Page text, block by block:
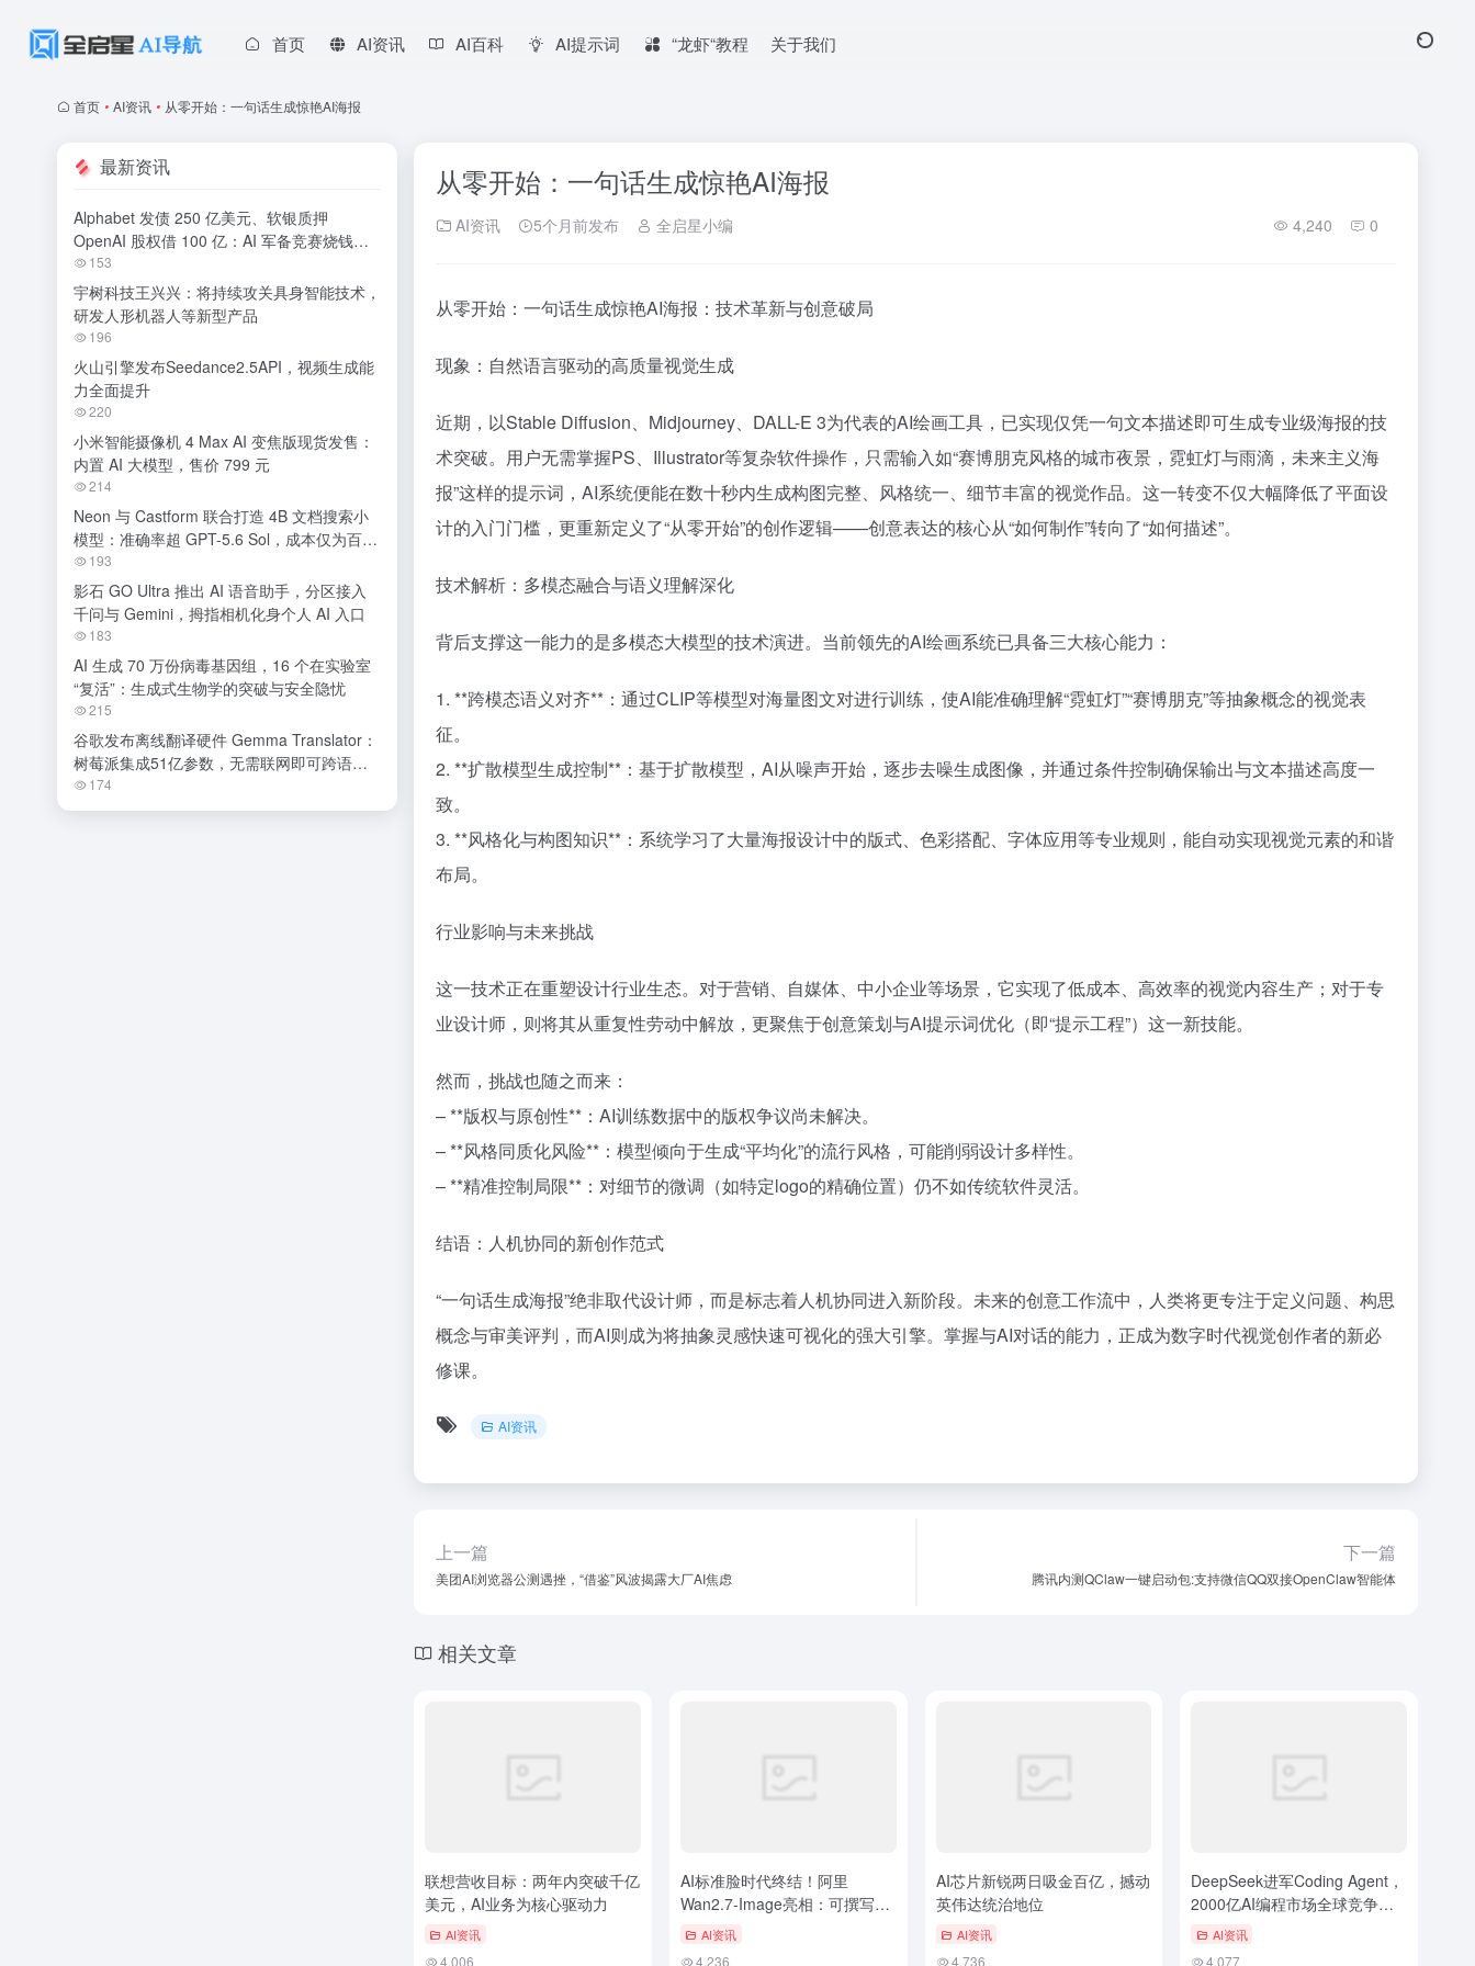
首页 AI资讯 AI百科 AI提示词 “龙虾“教程 关于我们
首页 • AI资讯 • 从零开始：一句话生成惊艳AI海报
从零开始：一句话生成惊艳AI海报
AI资讯 5个月前发布 全启星小编 4,240 0
从零开始：一句话生成惊艳AI海报：技术革新与创意破局
现象：自然语言驱动的高质量视觉生成
近期，以Stable Diffusion、Midjourney、DALL-E 3为代表的AI绘画工具，已实现仅凭一句文本描述即可生成专业级海报的技
术突破。用户无需掌握PS、Illustrator等复杂软件操作，只需输入如“赛博朋克风格的城市夜景，霓虹灯与雨滴，未来主义海
报”这样的提示词，AI系统便能在数十秒内生成构图完整、风格统一、细节丰富的视觉作品。这一转变不仅大幅降低了平面设
计的入门门槛，更重新定义了“从零开始”的创作逻辑——创意表达的核心从“如何制作”转向了“如何描述”。
技术解析：多模态融合与语义理解深化
背后支撑这一能力的是多模态大模型的技术演进。当前领先的AI绘画系统已具备三大核心能力：
1. **跨模态语义对齐**：通过CLIP等模型对海量图文对进行训练，使AI能准确理解“霓虹灯”“赛博朋克”等抽象概念的视觉表
征。
2. **扩散模型生成控制**：基于扩散模型，AI从噪声开始，逐步去噪生成图像，并通过条件控制确保输出与文本描述高度一
致。
3. **风格化与构图知识**：系统学习了大量海报设计中的版式、色彩搭配、字体应用等专业规则，能自动实现视觉元素的和谐
布局。
行业影响与未来挑战
这一技术正在重塑设计行业生态。对于营销、自媒体、中小企业等场景，它实现了低成本、高效率的视觉内容生产；对于专
业设计师，则将其从重复性劳动中解放，更聚焦于创意策划与AI提示词优化（即“提示工程”）这一新技能。
然而，挑战也随之而来：
– **版权与原创性**：AI训练数据中的版权争议尚未解决。
– **风格同质化风险**：模型倾向于生成“平均化”的流行风格，可能削弱设计多样性。
– **精准控制局限**：对细节的微调（如特定logo的精确位置）仍不如传统软件灵活。
结语：人机协同的新创作范式
“一句话生成海报”绝非取代设计师，而是标志着人机协同进入新阶段。未来的创意工作流中，人类将更专注于定义问题、构思
概念与审美评判，而AI则成为将抽象灵感快速可视化的强大引擎。掌握与AI对话的能力，正成为数字时代视觉创作者的新必
修课。
AI资讯
上一篇
美团AI浏览器公测遇挫，“借鉴”风波揭露大厂AI焦虑
下一篇
腾讯内测QClaw一键启动包:支持微信QQ双接OpenClaw智能体
相关文章
联想营收目标：两年内突破千亿
美元，AI业务为核心驱动力
AI资讯
4,006
AI标准脸时代终结！阿里
Wan2.7-Image亮相：可撰写A4
纸论文，实现像素级面部定制
AI资讯
4,236
AI芯片新锐两日吸金百亿，撼动
英伟达统治地位
AI资讯
4,736
DeepSeek进军Coding Agent，
2000亿AI编程市场全球竞争再
升级AI资讯
4,077
最新资讯
Alphabet 发债 250 亿美元、软银质押
OpenAI 股权借 100 亿：AI 军备竞赛烧钱无
休止
153
宇树科技王兴兴：将持续攻关具身智能技术，
研发人形机器人等新型产品
196
火山引擎发布Seedance2.5API，视频生成能
力全面提升
220
小米智能摄像机 4 Max AI 变焦版现货发售：
内置 AI 大模型，售价 799 元
214
Neon 与 Castform 联合打造 4B 文档搜索小
模型：准确率超 GPT-5.6 Sol，成本仅为百分
之一
193
影石 GO Ultra 推出 AI 语音助手，分区接入
千问与 Gemini，拇指相机化身个人 AI 入口
183
AI 生成 70 万份病毒基因组，16 个在实验室
“复活”：生成式生物学的突破与安全隐忧
215
谷歌发布离线翻译硬件 Gemma Translator：
树莓派集成51亿参数，无需联网即可跨语种
交流
174